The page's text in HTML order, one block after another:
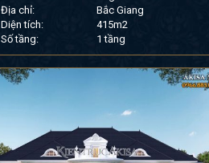
Địa chỉ:
Bắc Giang
Diện tích:
415m2
Số tầng:
1 tầng